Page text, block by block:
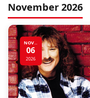
November 2026
NOV..
06
2026